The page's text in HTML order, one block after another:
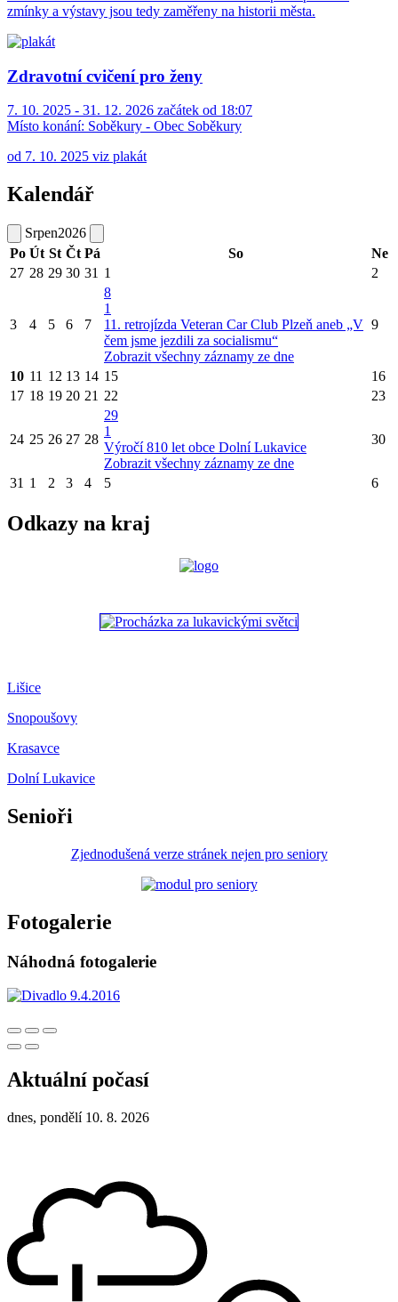
zmínky a výstavy jsou tedy zaměřeny na historii města.
Zdravotní cvičení pro ženy
7. 10. 2025 - 31. 12. 2026 začátek od 18:07
Místo konání: Soběkury - Obec Soběkury
od 7. 10. 2025 viz plakát
Kalendář
Srpen2026
Po Út St Čt Pá So
Ne
27 28 29 30 31 1 2
3 4 5 6 7
8
1
11. retrojízda Veteran Car Club Plzeň aneb „V
čem jsme jezdili za socialismu“
Zobrazit všechny záznamy ze dne
9
10 11 12 13 14 15
16
17 18 19 20 21 22 23
24 25 26 27 28
29
1
Výročí 810 let obce Dolní Lukavice
Zobrazit všechny záznamy ze dne
30
31 1 2 3 4 5 6
Odkazy na kraj
Lišice
Snopoušovy
Krasavce
Dolní Lukavice
Senioři
Zjednodušená verze stránek nejen pro seniory
Fotogalerie
Náhodná fotogalerie
Aktuální počasí
dnes, pondělí 10. 8. 2026